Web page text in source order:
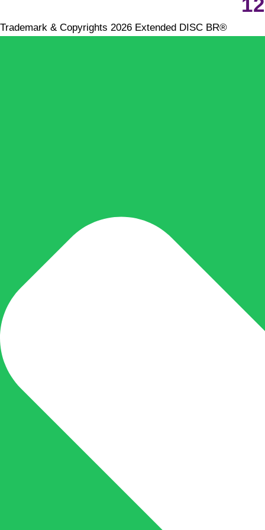
Trademark & Copyrights 2026 Extended DISC BR®